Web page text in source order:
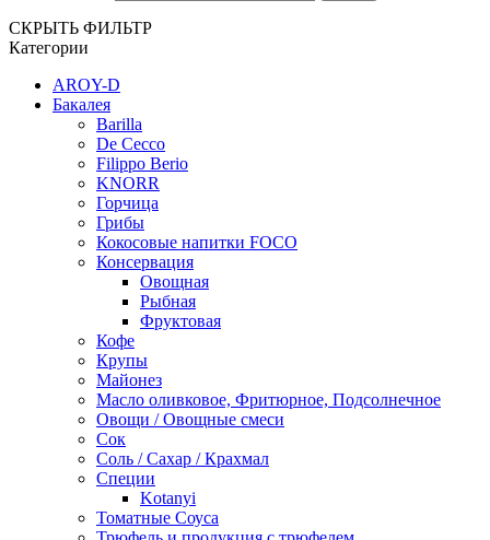
СКРЫТЬ ФИЛЬТР
Категории
AROY-D
Бакалея
Barilla
De Cecco
Filippo Berio
KNORR
Горчица
Грибы
Кокосовые напитки FOCO
Консервация
Овощная
Рыбная
Фруктовая
Кофе
Крупы
Майонез
Масло оливковое, Фритюрное, Подсолнечное
Овощи / Овощные смеси
Сок
Соль / Сахар / Крахмал
Специи
Kotanyi
Томатные Соуса